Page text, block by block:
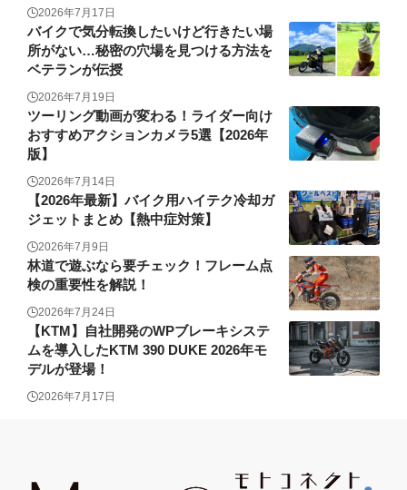
2026年7月17日
バイクで気分転換したいけど行きたい場
所がない…秘密の穴場を見つける方法を
ベテランが伝授
2026年7月19日
ツーリング動画が変わる！ライダー向け
おすすめアクションカメラ5選【2026年
版】
2026年7月14日
【2026年最新】バイク用ハイテク冷却ガ
ジェットまとめ【熱中症対策】
2026年7月9日
林道で遊ぶなら要チェック！フレーム点
検の重要性を解説！
2026年7月24日
【KTM】自社開発のWPブレーキシステ
ムを導入したKTM 390 DUKE 2026年モ
デルが登場！
2026年7月17日